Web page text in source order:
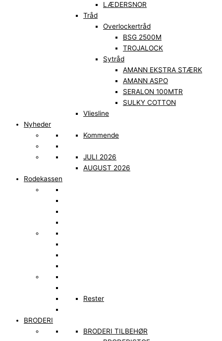
LÆDERSNOR
Tråd
Overlockertråd
BSG 2500M
TROJALOCK
Sytråd
AMANN EKSTRA STÆRK
AMANN ASPO
SERALON 100MTR
SULKY COTTON
Vliesline
Nyheder
Kommende
JULI 2026
AUGUST 2026
Rodekassen
Rester
BRODERI
BRODERI TILBEHØR